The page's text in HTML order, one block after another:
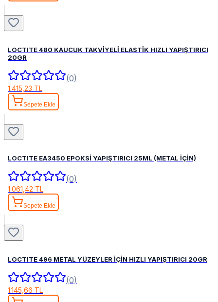
LOCTITE 480 KAUCUK TAKVİYELİ ELASTİK HIZLI YAPIŞTIRICI
20GR
(0)
1.415,23 TL
Sepete Ekle
LOCTITE EA3450 EPOKSİ YAPIŞTIRICI 25ML (METAL İÇİN)
(0)
1.061,42 TL
Sepete Ekle
LOCTITE 496 METAL YÜZEYLER İÇİN HIZLI YAPIŞTIRICI 20GR
(0)
1.145,66 TL